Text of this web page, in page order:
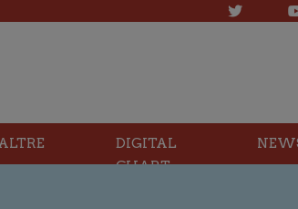
DIGITAL
CHART